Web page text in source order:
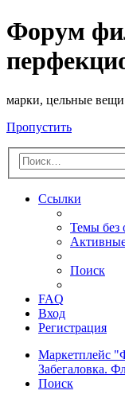
Форум
марки, цельные
Пропустить
Ссылки
Темы без
Поиск
FAQ
Вход
Регистрация
Маркетплейс
Забегаловка.
Поиск